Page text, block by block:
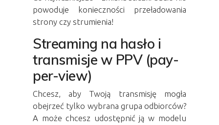
powoduje konieczności przeładowania
strony czy strumienia!
Streaming na hasło i
transmisje w PPV (pay-
per-view)
Chcesz, aby Twoją transmisję mogła
obejrzeć tylko wybrana grupa odbiorców?
A może chcesz udostępnić ją w modelu